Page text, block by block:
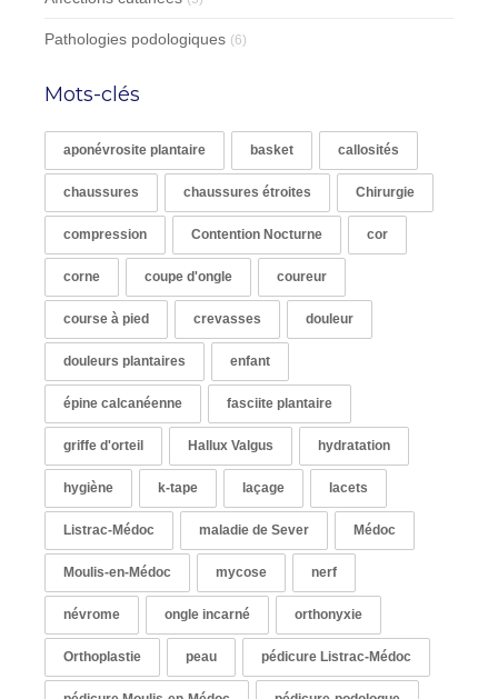
Pathologies podologiques (6)
Mots-clés
aponévrosite plantaire basket callosités
chaussures chaussures étroites Chirurgie
compression Contention Nocturne cor
corne coupe d'ongle coureur
course à pied crevasses douleur
douleurs plantaires enfant
épine calcanéenne fasciite plantaire
griffe d'orteil Hallux Valgus hydratation
hygiène k-tape laçage lacets
Listrac-Médoc maladie de Sever Médoc
Moulis-en-Médoc mycose nerf
névrome ongle incarné orthonyxie
Orthoplastie peau pédicure Listrac-Médoc